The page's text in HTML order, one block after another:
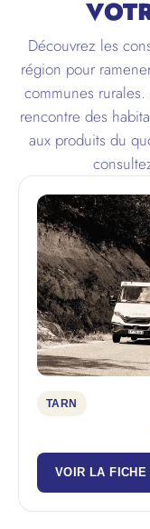
Découvrez les
région pour
communes
rencontre des
aux produits du
TARN
VOIR LA FICHE